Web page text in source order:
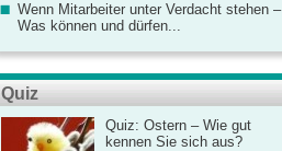
Wenn Mitarbeiter unter Verdacht stehen –
Was können und dürfen...
Quiz
Quiz: Ostern – Wie gut
kennen Sie sich aus?